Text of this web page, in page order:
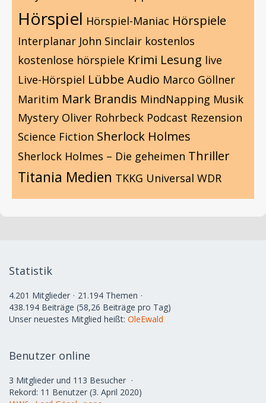
Hörspiel Hörspiel-Maniac Hörspiele
Interplanar John Sinclair kostenlos
kostenlose hörspiele Krimi Lesung live
Live-Hörspiel Lübbe Audio Marco Göllner
Maritim Mark Brandis MindNapping Musik
Mystery Oliver Rohrbeck Podcast Rezension
Science Fiction Sherlock Holmes
Sherlock Holmes – Die geheimen Thriller
Titania Medien TKKG Universal WDR
Statistik
4.201 Mitglieder
21.194 Themen
438.194 Beiträge (58,26 Beiträge pro Tag)
Unser neuestes Mitglied heißt: OleEwald
Benutzer online
3 Mitglieder und 113 Besucher
Rekord: 11 Benutzer (3. April 2020)